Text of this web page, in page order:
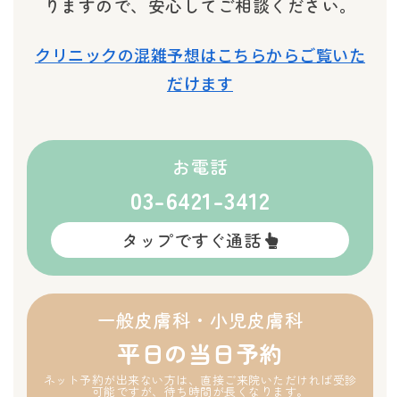
りますので、安心してご相談ください。
クリニックの混雑予想はこちらからご覧いた
だけます
お電話
03-6421-3412
タップですぐ通話
一般皮膚科・小児皮膚科
平日の当日予約
ネット予約が出来ない方は、直接ご来院いただければ受診
可能ですが、待ち時間が長くなります。